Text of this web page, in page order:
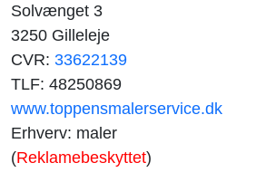
Solvænget 3
3250 Gilleleje
CVR: 33622139
TLF: 48250869
www.toppensmalerservice.dk
Erhverv: maler
(Reklamebeskyttet)